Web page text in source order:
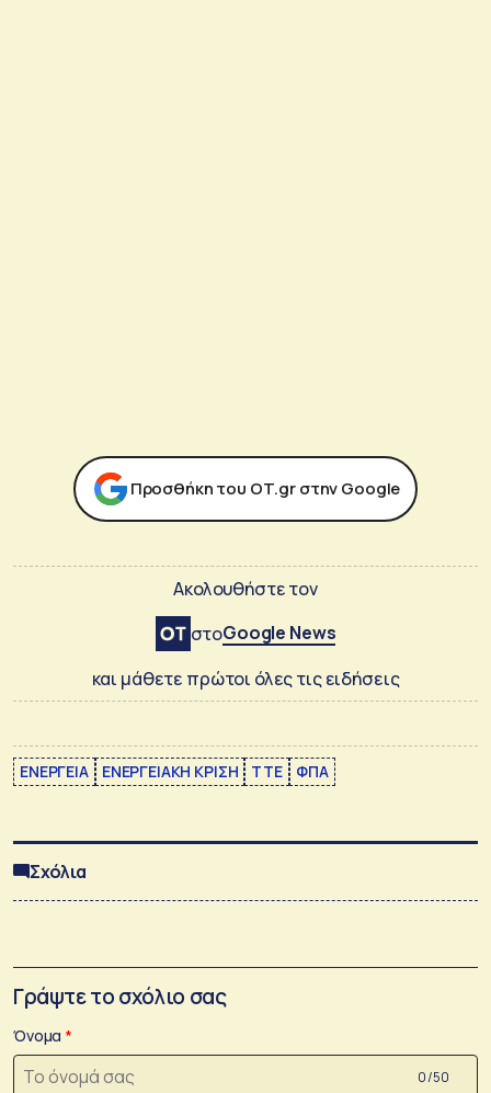
Προσθήκη του ΟΤ.gr στην Google
Ακολουθήστε τον
στοGoogle News
και μάθετε πρώτοι όλες τις ειδήσεις
ΕΝΕΡΓΕΙΑ ΕΝΕΡΓΕΙΑΚΗ ΚΡΙΣΗ ΤΤΕ ΦΠΑ
Σχόλια
Γράψτε το σχόλιο σας
Όνομα
0 /50